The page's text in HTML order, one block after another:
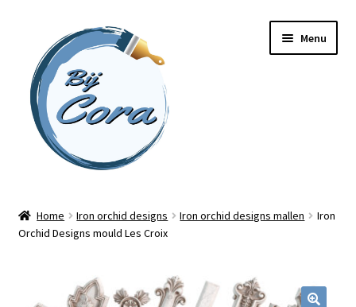
naar
navigatie
inhoud
Menu
Workshops
Online cursussen
Home Iron orchid designs Iron orchid designs mallen
Iron
Orchid Designs mould Les Croix